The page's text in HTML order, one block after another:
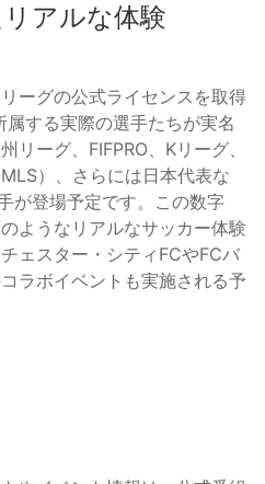
アルな体験
ーグの公式ライセンスを取得
する実際の選手たちが実名
リーグ、FIFPRO、Kリーグ、
）、さらには日本代表な
が登場予定です。この数字
ようなリアルなサッカー体験
ェスター・シティFCやFCバ
ラボイベントも実施される予